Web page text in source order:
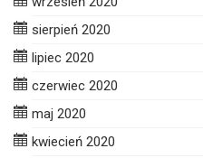
sierpień 2020
lipiec 2020
czerwiec 2020
maj 2020
kwiecień 2020